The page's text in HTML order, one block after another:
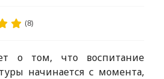
(8)
о том, что воспитание
начинается с момента,